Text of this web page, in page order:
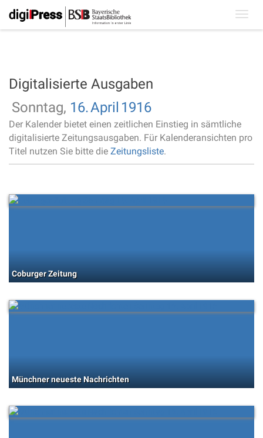
Digitalisierte Ausgaben
Sonntag, 16.April 1916
Der Kalender bietet einen zeitlichen Einstieg in sämtliche
digitalisierte Zeitungsausgaben. Für Kalenderansichten pro
Titel nutzen Sie bitte die Zeitungsliste.
Coburger Zeitung
Münchner neueste Nachrichten